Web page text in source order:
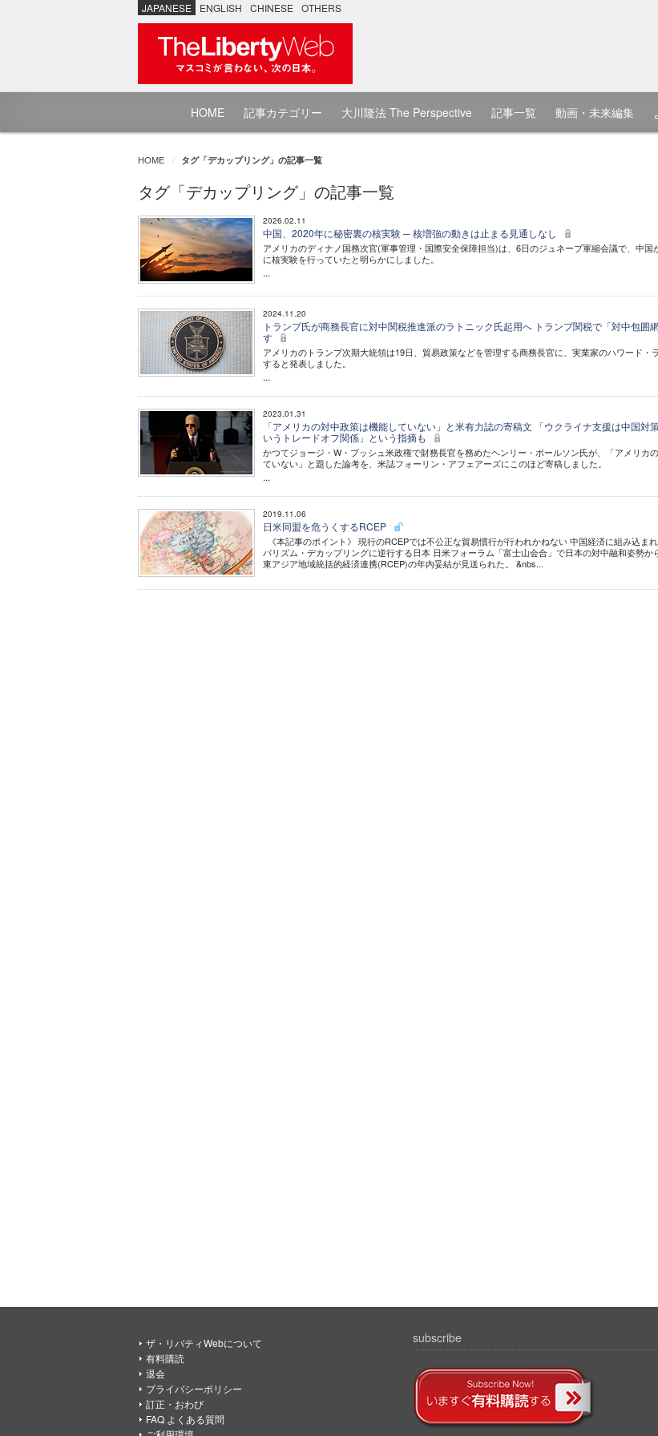
JAPANESE ENGLISH CHINESE OTHERS
HOME 記事カテゴリー 大川隆法 The Perspective 記事一覧 動画・未来編集
HOME タグ「デカップリング」の記事一覧
タグ「デカップリング」の記事一覧
2026.02.11
中国、2020年に秘密裏の核実験 ─ 核増強の動きは止まる見通しなし
アメリカのディナノ国務次官(軍事管理・国際安全保障担当)は、6日のジュネーブ軍縮会議で、中国
に核実験を行っていたと明らかにしました。
...
2024.11.20
トランプ氏が商務長官に対中関税推進派のラトニック氏起用へ トランプ関税で「対中包囲
す
アメリカのトランプ次期大統領は19日、貿易政策などを管理する商務長官に、実業家のハワード・
すると発表しました。
...
2023.01.31
「アメリカの対中政策は機能していない」と米有力誌の寄稿文 「ウクライナ支援は中国対
いうトレードオフ関係」という指摘も
かつてジョージ・W・ブッシュ米政権で財務長官を務めたヘンリー・ポールソン氏が、「アメリカ
ていない」と題した論考を、米誌フォーリン・アフェアーズにこのほど寄稿しました。
...
2019.11.06
日米同盟を危うくするRCEP
《本記事のポイント》 現行のRCEPでは不公正な貿易慣行が行われかねない 中国経済に組み込ま
バリズム・デカップリングに逆行する日本 日米フォーラム「富士山会合」で日本の対中融和姿勢か
東アジア地域統括的経済連携(RCEP)の年内妥結が見送られた。 &nbs...
ザ・リバティWebについて
有料購読
退会
プライバシーポリシー
訂正・おわび
FAQ よくある質問
subscribe